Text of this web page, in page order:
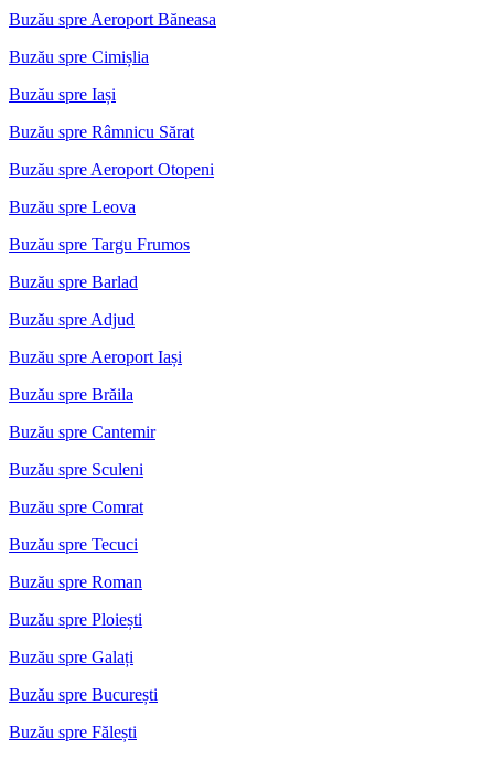
Buzău spre Aeroport Băneasa
Buzău spre Cimișlia
Buzău spre Iași
Buzău spre Râmnicu Sărat
Buzău spre Aeroport Otopeni
Buzău spre Leova
Buzău spre Targu Frumos
Buzău spre Barlad
Buzău spre Adjud
Buzău spre Aeroport Iași
Buzău spre Brăila
Buzău spre Cantemir
Buzău spre Sculeni
Buzău spre Comrat
Buzău spre Tecuci
Buzău spre Roman
Buzău spre Ploiești
Buzău spre Galați
Buzău spre București
Buzău spre Fălești